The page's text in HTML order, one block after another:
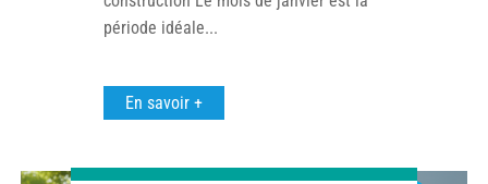
période idéale...
En savoir +